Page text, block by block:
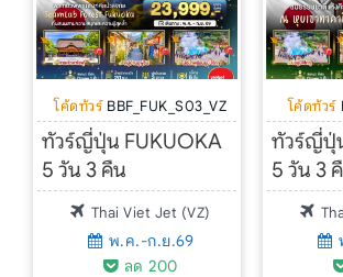
โค้ดทัวร์ BBF_FUK_S03_VZ
ทัวร์ญี่ปุ่น FUKUOKA
5 วัน 3 คืน
Thai Viet Jet (VZ)
พ.ค.-ก.ย.69
ลด 200
โค้ดทัวร์
ทัวร์ญี่ปุ่
5 วัน 3